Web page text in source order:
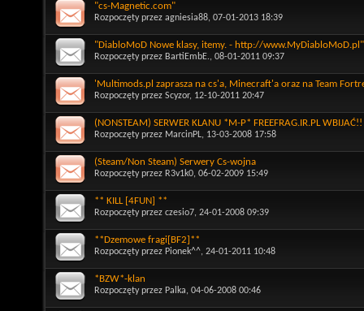
"cs-Magnetic.com"
Rozpoczęty przez agniesia88, 07-01-2013 18:39
"DiabloMoD Nowe klasy, itemy. - http://www.MyDiabloMoD.pl"
Rozpoczęty przez BartiEmbE., 08-01-2011 09:37
'Multimods.pl zaprasza na cs'a, Minecraft'a oraz na Team
Rozpoczęty przez Scyzor, 12-10-2011 20:47
(NONSTEAM) SERWER KLANU *M-P* FREEFRAG.IR.PL WBIJAĆ!!
Rozpoczęty przez MarcinPL, 13-03-2008 17:58
(Steam/Non Steam) Serwery Cs-wojna
Rozpoczęty przez R3v1k0, 06-02-2009 15:49
** KILL [4FUN] **
Rozpoczęty przez czesio7, 24-01-2008 09:39
**Dzemowe fragi[BF2]**
Rozpoczęty przez Pionek^^, 24-01-2011 10:48
*BZW*-klan
Rozpoczęty przez Palka, 04-06-2008 00:46